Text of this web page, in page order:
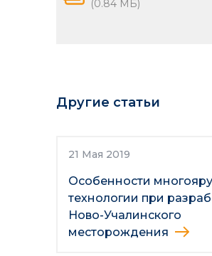
(0.84 МБ)
Другие статьи
21 Мая 2019
Особенности
технологии при
Ново-Учалинского
месторождения